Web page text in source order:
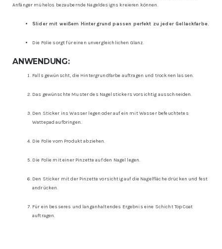
Anfänger mühelos bezaubernde Nageldesigns kreieren können.
Slider mit weißem Hintergrund passen perfekt zu jeder Gellackfarbe.
Die Folie sorgt für einen unvergleichlichen Glanz.
ANWENDUNG:
Falls gewünscht, die Hintergrundfarbe auftragen und trocknen lassen.
Das gewünschte Muster des Nagelstickers vorsichtig ausschneiden.
Den Sticker ins Wasser legen oder auf ein mit Wasser befeuchtetes
Wattepad aufbringen.
Die Folie vom Produkt abziehen.
Die Folie mit einer Pinzette auf den Nagel legen.
Den Sticker mit der Pinzette vorsichtig auf die Nagelfläche drücken und fest
andrücken.
Für ein besseres und langanhaltendes Ergebnis eine Schicht Top Coat
auftragen.